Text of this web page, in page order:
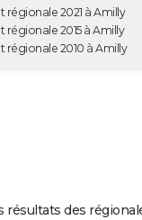
régionale 2021 à Amilly
régionale 2015 à Amilly
régionale 2010 à Amilly
résultats des